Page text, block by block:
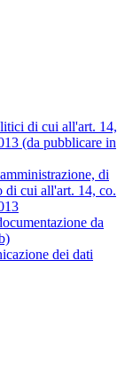
di cui all'art. 14,
(da pubblicare in
di
di cui all'art. 14, co.
da
dei dati